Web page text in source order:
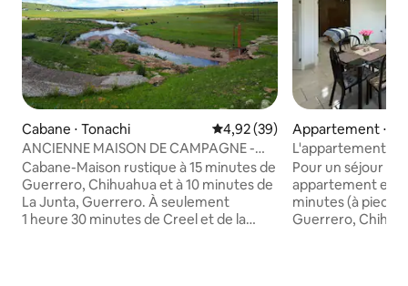
Cabane ⋅ Tonachi Évaluation moyenne sur la
4,92 (39)
ANCIENNE MAISON DE CAMPAGNE -
RANCHO LAS H's.
Cabane-Maison rustique à 15 minutes de
Guerrero, Chihuahua et à 10 minutes de
La Junta, Guerrero. À seulement
1 heure 30 minutes de Creel et de la
Appartement ⋅
rrero
L'appartement
Pour un séjour
appartement est
minutes (à pied)
Guerrero,